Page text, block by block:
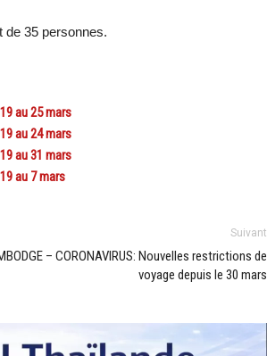
de 35 personnes.
au 25 mars
au 24 mars
au 31 mars
au 7 mars
Suivant
– CORONAVIRUS: Nouvelles restrictions de
voyage depuis le 30 mars